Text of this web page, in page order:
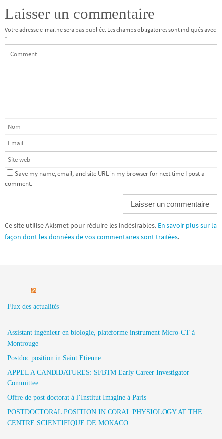
Laisser un commentaire
Votre adresse e-mail ne sera pas publiée. Les champs obligatoires sont indiqués avec
*
Save my name, email, and site URL in my browser for next time I post a
comment.
Ce site utilise Akismet pour réduire les indésirables. En savoir plus sur la
façon dont les données de vos commentaires sont traitées.
Flux des actualités
Assistant ingénieur en biologie, plateforme instrument Micro-CT à
Montrouge
Postdoc position in Saint Etienne
APPEL A CANDIDATURES: SFBTM Early Career Investigator
Committee
Offre de post doctorat à l’Institut Imagine à Paris
POSTDOCTORAL POSITION IN CORAL PHYSIOLOGY AT THE
CENTRE SCIENTIFIQUE DE MONACO